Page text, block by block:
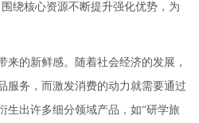
绕核心资源不断提升强化优势，为
来的新鲜感。随着社会经济的发展，
服务，而激发消费的动力就需要通过
生出许多细分领域产品，如“研学旅